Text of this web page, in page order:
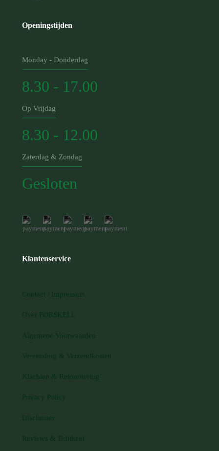
Openingstijden
Monday - Donderdag
8.30 - 17.00
Op Vrijdag
8.30 - 12.00
Zaterdag & Zondag
Gesloten
Klantenservice
Contact / Impressum
Over FØRSKELL
Algemene Voorwaarden
Verzending & Verzendkosten
Klachten & Retournering
Privacy Policy
Disclaimer
Reviews & Echtheid